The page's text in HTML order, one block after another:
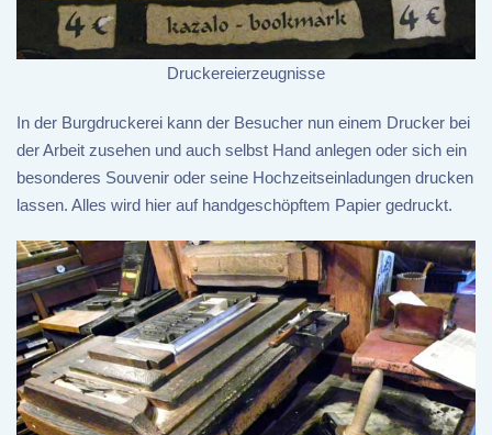
Druckereierzeugnisse
In der Burgdruckerei kann der Besucher nun einem Drucker bei
der Arbeit zusehen und auch selbst Hand anlegen oder sich ein
besonderes Souvenir oder seine Hochzeitseinladungen drucken
lassen. Alles wird hier auf handgeschöpftem Papier gedruckt.